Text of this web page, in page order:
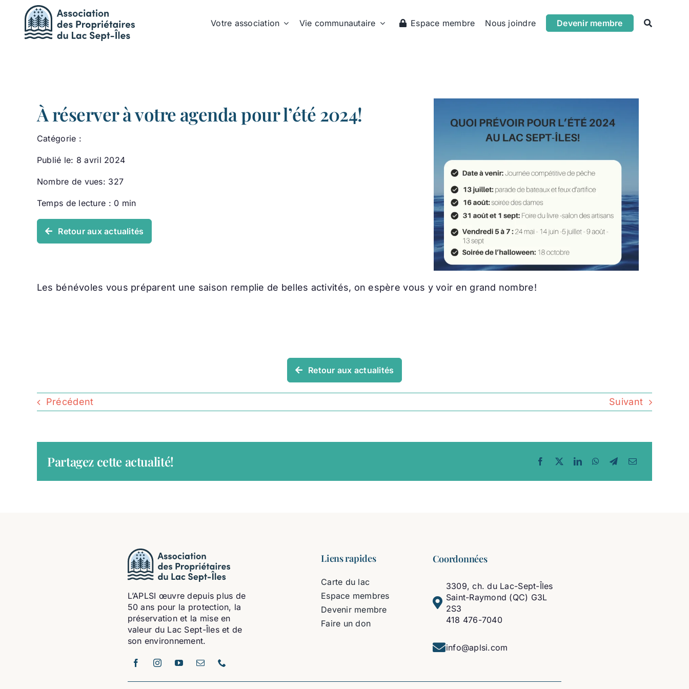
Passer
contenu
Votre association Vie communautaire Espace membre Nous joindre Devenir membre
À réserver à votre agenda pour l’été 2024!
Catégorie :
Publié le: 8 avril 2024
Nombre de vues: 327
Temps de lecture : 0 min
Retour aux actualités
Les bénévoles vous préparent une saison remplie de belles activités, on espère vous y voir en grand nombre!
Retour aux actualités
Précédent Suivant
Partagez cette actualité!
L’APLSI œuvre depuis plus de
50 ans pour la protection, la
préservation et la mise en
valeur du Lac Sept-Îles et de
son environnement.
Liens rapides
Carte du lac
Espace membres
Devenir membre
Faire un don
Coordonnées
3309, ch. du Lac-Sept-Îles
Saint-Raymond (QC) G3L
2S3
418 476-7040
info@aplsi.com